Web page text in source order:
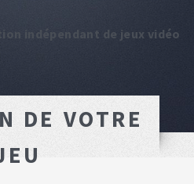
indépendant de jeux vidéo
DE VOTRE